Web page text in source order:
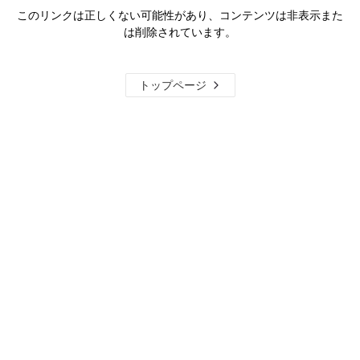
このリンクは正しくない可能性があり、コンテンツは非表示また
は削除されています。
トップページ